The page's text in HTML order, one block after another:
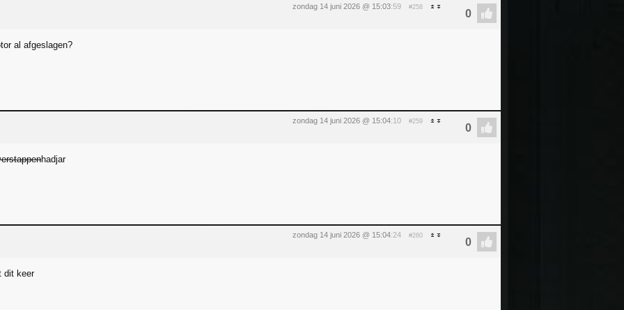
zondag 14 juni 2026 @ 15:03:59 #258
al afgeslagen?
zondag 14 juni 2026 @ 15:04:10 #259
hadjar
zondag 14 juni 2026 @ 15:04:24 #260
dit keer